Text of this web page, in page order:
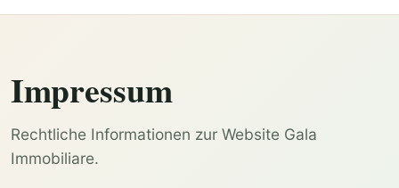
Impressum
Rechtliche Informationen zur Website Gala
Immobiliare.